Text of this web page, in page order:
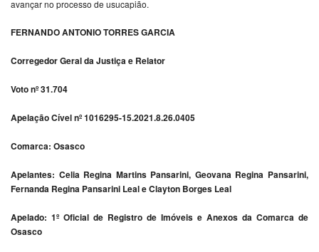
avançar no processo de usucapião.
FERNANDO ANTONIO TORRES GARCIA
Corregedor Geral da Justiça e Relator
Voto nº 31.704
Apelação Cível nº 1016295-15.2021.8.26.0405
Comarca: Osasco
Apelantes: Celia Regina Martins Pansarini, Geovana Regina Pansarini,
Fernanda Regina Pansarini Leal e Clayton Borges Leal
Apelado: 1º Oficial de Registro de Imóveis e Anexos da Comarca de
Osasco